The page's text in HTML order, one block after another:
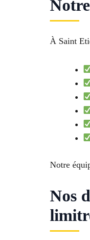
À Saint
Notre
Nos